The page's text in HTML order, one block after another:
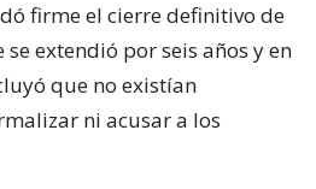
firme el cierre definitivo de
extendió por seis años y en
que no existían
ni acusar a los